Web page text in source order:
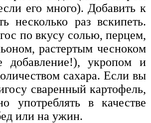
его много). Добавить к
несколько раз вскипеть.
по вкусу солью, перцем,
растертым чесноком
добавление!), укропом и
сахара. Если вы
сваренный картофель,
употреблять в качестве
или на ужин.